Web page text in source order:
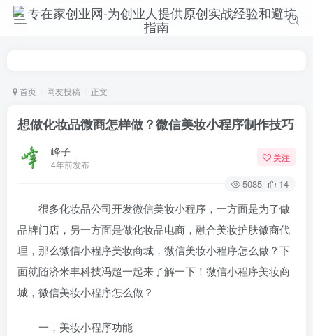
首页 网友投稿 正文
想做化妆品微商怎样做？微信美妆小程序制作技巧
峰子
4年前发布
关注
5085 14
很多化妆品公司开发微信美妆小程序，一方面是为了做
品牌门店，另一方面是做化妆品电商，融合美妆护肤微商代
理，那么微信小程序美妆商城，微信美妆小程序怎么做？下
面就随济米丰科技冯超一起来了解一下！ 微信小程序美妆商
城，微信美妆小程序怎么做？
一，美妆小程序功能